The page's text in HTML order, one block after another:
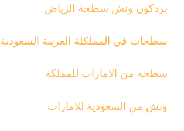
بردكون ونش سطحة الرياض
سطحات في المملكلة العربية السعودية
سطحة من الامارات للمملكة
ونش من السعودية للامارات